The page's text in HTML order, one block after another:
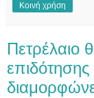
Κοινή χρήση
Πετρέλαιο